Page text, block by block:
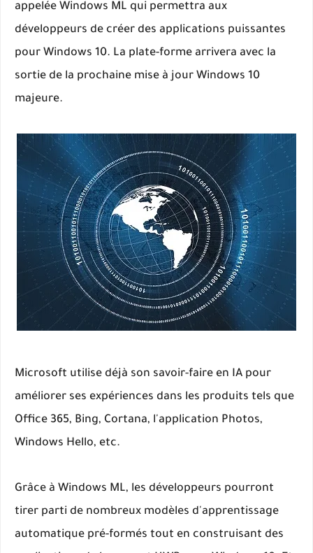
appelée Windows ML qui permettra aux
développeurs de créer des applications puissantes
pour Windows 10. La plate-forme arrivera avec la
sortie de la prochaine mise à jour Windows 10
majeure.
Microsoft utilise déjà son savoir-faire en IA pour
améliorer ses expériences dans les produits tels que
Office 365, Bing, Cortana, l'application Photos,
Windows Hello, etc.
Grâce à Windows ML, les développeurs pourront
tirer parti de nombreux modèles d'apprentissage
automatique pré-formés tout en construisant des